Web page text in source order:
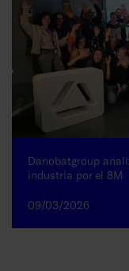
Danobatgroup
industria por el 8M
09/03/2026